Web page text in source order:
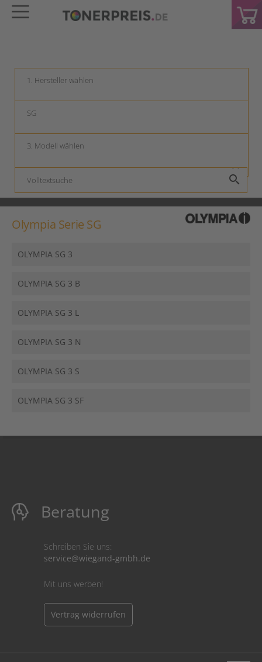
keyboard_arrow_down
keyboard_arrow_down
keyboard_arrow_down
search
Olympia Serie SG
OLYMPIA SG 3
OLYMPIA SG 3 B
OLYMPIA SG 3 L
OLYMPIA SG 3 N
OLYMPIA SG 3 S
OLYMPIA SG 3 SF
Beratung
Schreiben Sie uns:
service@wiegand-gmbh.de
Mit uns werben!
Vertrag widerrufen